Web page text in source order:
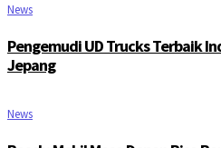
News
Pengemudi UD Trucks Terbaik
Jepang
News